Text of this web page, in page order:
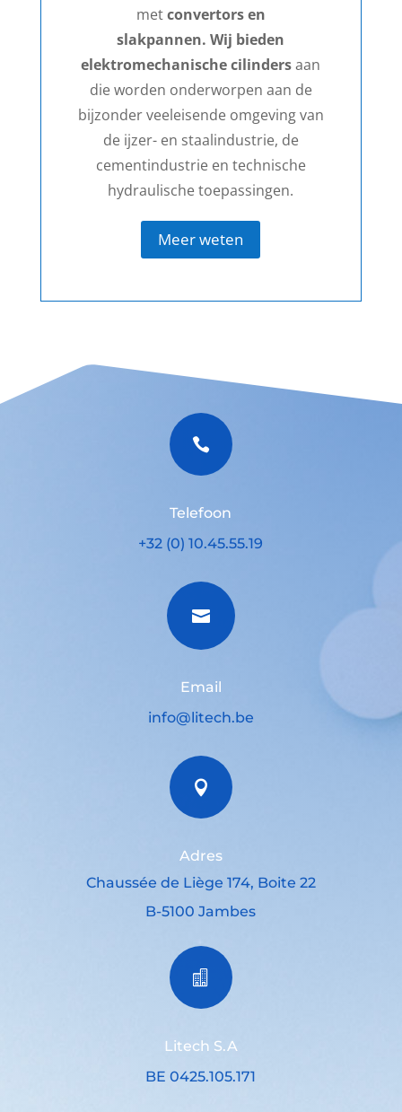
metconvertors en
slakpannen. Wij bieden
elektromechanische cilindersaan
die worden onderworpen aan de
bijzonder veeleisende omgeving van
de ijzer- en staalindustrie, de
cementindustrie en technische
hydraulische toepassingen.
Meer weten

Telefoon
+32 (0) 10.45.55.19

Email
info@litech.be

Adres
Chaussée de Liège 174, Boite 22
B-5100 Jambes

Litech S.A
BE 0425.105.171